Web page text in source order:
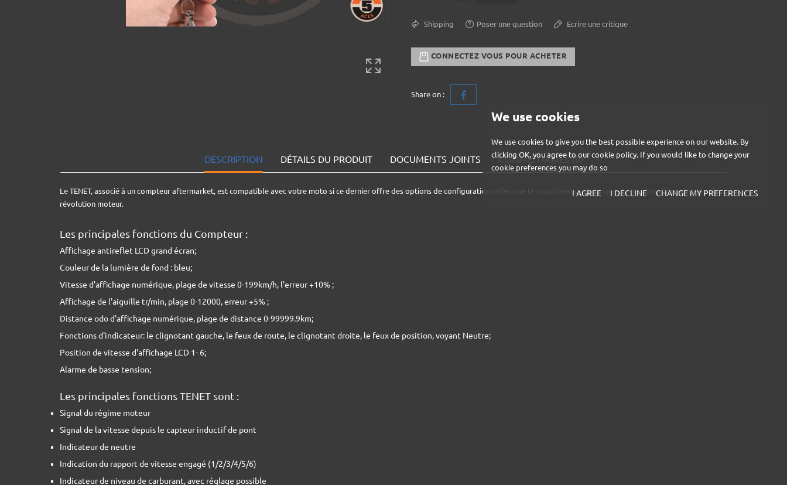
We use cookies
We use cookies to give you the best possible experience on our website. By
clicking OK, you agree to our cookie policy. If you would like to change your
cookie preferences you may do so
I AGREE I DECLINE CHANGE MY PREFERENCES
Shipping Poser une question Ecrire une critique
CONNECTEZ VOUS POUR ACHETER
Share on :
DESCRIPTION DÉTAILS DU PRODUIT DOCUMENTS JOINTS COMMENTAIRES (0)
Le TENET, associé à un compteur aftermarket, est compatible avec votre moto si ce dernier offre des options de configuration telles que la circonférence de la roue, le nombre d'impulsions et la
révolution moteur.
Les principales fonctions du Compteur :
Affichage antireflet LCD grand écran;
Couleur de la lumière de fond : bleu;
Vitesse d'affichage numérique, plage de vitesse 0-199km/h, l'erreur +10% ;
Affichage de l'aiguille tr/min, plage 0-12000, erreur +5% ;
Distance odo d'affichage numérique, plage de distance 0-99999.9km;
Fonctions d'indicateur: le clignotant gauche, le feux de route, le clignotant droite, le feux de position, voyant Neutre;
Position de vitesse d'affichage LCD 1- 6;
Alarme de basse tension;
Les principales fonctions TENET sont :
Signal du régime moteur
Signal de la vitesse depuis le capteur inductif de pont
Indicateur de neutre
Indication du rapport de vitesse engagé (1/2/3/4/5/6)
Indicateur de niveau de carburant, avec réglage possible